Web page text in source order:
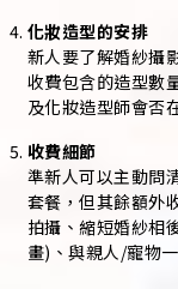
化妝造型的安排
新人要了解婚紗攝
收費包含的造型數
及化妝造型師會否
收費細節
準新人可以主動問
套餐，但其餘額外
拍攝、縮短婚紗相
畫)、與親人/寵物